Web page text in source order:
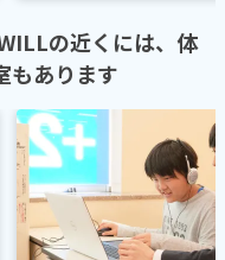
の近くには、体
もあります